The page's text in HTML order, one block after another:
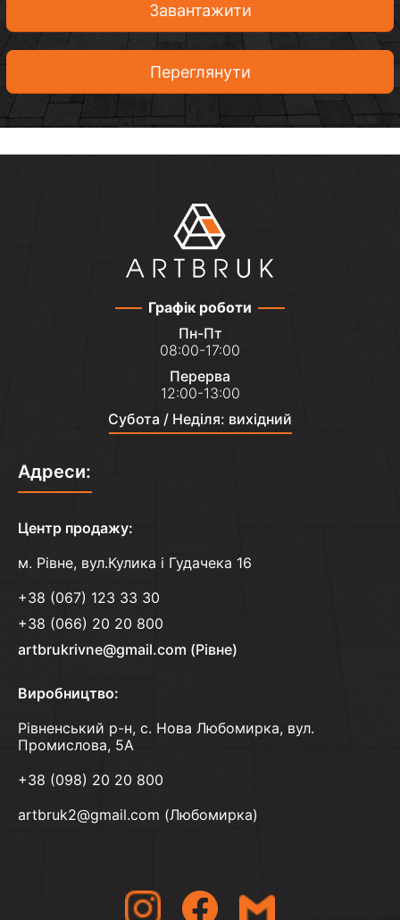
Завантажити
Переглянути
Графік роботи
Пн-Пт
08:00-17:00
Перерва
12:00-13:00
Субота / Неділя: вихідний
Адреси:
Центр продажу:
м. Рівне, вул.Кулика і Гудачека 16
+38 (067) 123 33 30
+38 (066) 20 20 800
artbrukrivne@gmail.com (Рівне)
Виробництво:
Рівненський р-н, с. Нова Любомирка, вул.
Промислова, 5А
+38 (098) 20 20 800
artbruk2@gmail.com (Любомирка)